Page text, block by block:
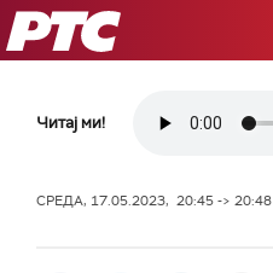
РТС
Читај ми!
СРЕДА, 17.05.2023, 20:45 -> 20:48